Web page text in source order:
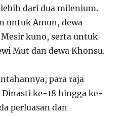
dari dua milenium.
untuk Amun, dewa
kuno, serta untuk
Mut dan dewa Khonsu.
para raja
ke-18 hingga ke-
perluasan dan